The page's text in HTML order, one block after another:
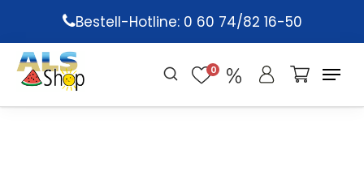
main
content
Bestell-Hotline: 0 60 74/82 16-50
0